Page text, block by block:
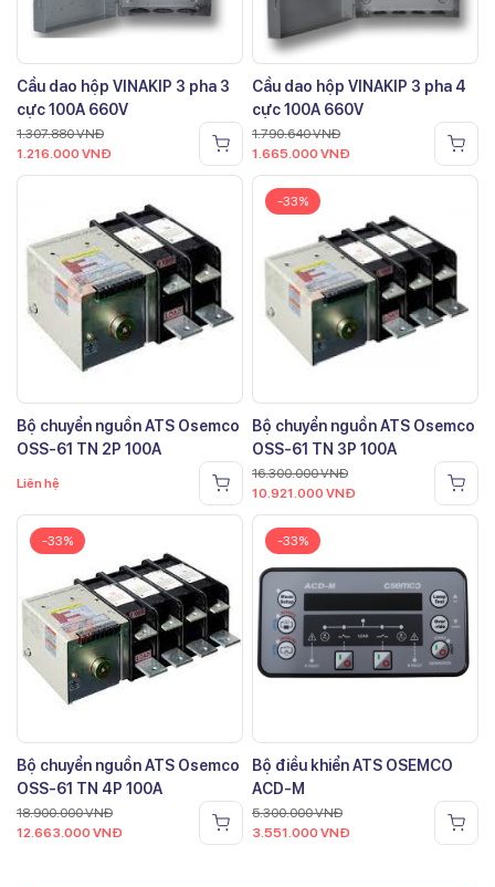
Cầu dao hộp VINAKIP 3 pha 3
cực 100A 660V
1.307.880VNĐ
1.216.000 VNĐ
Cầu dao hộp VINAKIP 3 pha 4
cực 100A 660V
1.790.640VNĐ
1.665.000 VNĐ
Bộ chuyển nguồn ATS Osemco
OSS-61 TN 2P 100A
Liên hệ
-33%
Bộ chuyển nguồn ATS Osemco
OSS-61 TN 3P 100A
16.300.000VNĐ
10.921.000 VNĐ
-33%
Bộ chuyển nguồn ATS Osemco
OSS-61 TN 4P 100A
18.900.000VNĐ
12.663.000 VNĐ
-33%
Bộ điều khiển ATS OSEMCO
ACD-M
5.300.000VNĐ
3.551.000 VNĐ